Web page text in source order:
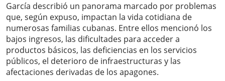
García describió un panorama marcado por problemas
que, según expuso, impactan la vida cotidiana de
numerosas familias cubanas. Entre ellos mencionó los
bajos ingresos, las dificultades para acceder a
productos básicos, las deficiencias en los servicios
públicos, el deterioro de infraestructuras y las
afectaciones derivadas de los apagones.